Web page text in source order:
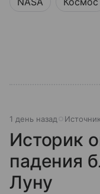
1 день назад
Историк
падения
Луну